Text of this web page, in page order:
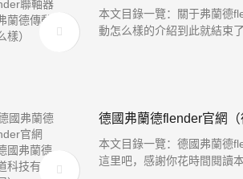
本文目錄一覽：關于弗蘭德
動怎么樣的介紹到此就結束
德國弗蘭德flender官網
本文目錄一覽：德國弗蘭德
這里吧，感謝你花時間閱讀